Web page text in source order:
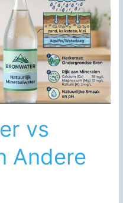
vs
Andere